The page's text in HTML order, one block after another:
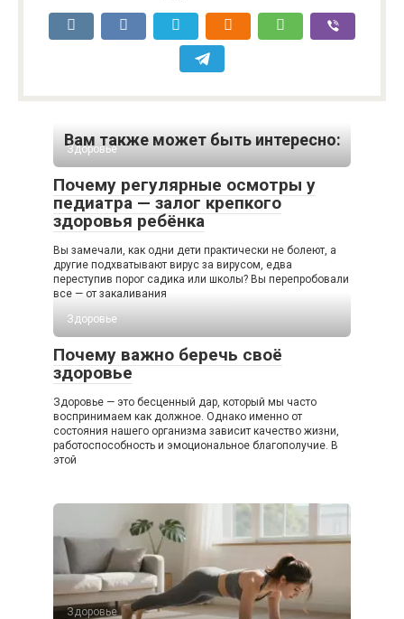
Вам также может быть интересно:
Здоровье
Почему регулярные осмотры у
педиатра — залог крепкого
здоровья ребёнка
Вы замечали, как одни дети практически не болеют, а
другие подхватывают вирус за вирусом, едва
переступив порог садика или школы? Вы перепробовали
все — от закаливания
Здоровье
Почему важно беречь своё
здоровье
Здоровье — это бесценный дар, который мы часто
воспринимаем как должное. Однако именно от
состояния нашего организма зависит качество жизни,
работоспособность и эмоциональное благополучие. В
этой
Здоровье